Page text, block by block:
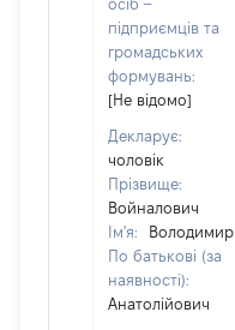
осіб –
підприємців та
громадських
формувань:
[Не відомо]
Декларує:
чоловік
Прізвище:
Войналович
Ім'я:
Володимир
По батькові (за
наявності):
Анатолійович